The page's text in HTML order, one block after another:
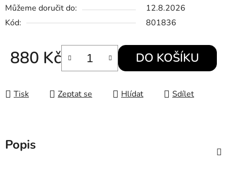
Můžeme doručit do:
12.8.2026
Kód:
801836
880 Kč DO KOŠÍKU
Tisk Zeptat se Hlídat Sdílet
Popis